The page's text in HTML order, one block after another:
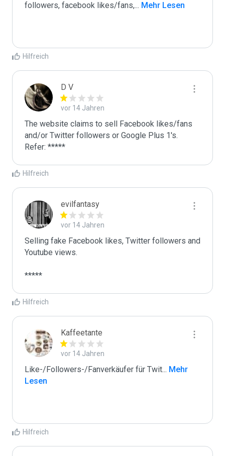
followers, facebook likes/fans,... Mehr Lesen
Hilfreich
D V
vor 14 Jahren
The website claims to sell Facebook likes/fans
and/or Twitter followers or Google Plus 1's.
Refer: *****
Hilfreich
evilfantasy
vor 14 Jahren
Selling fake Facebook likes, Twitter followers and
Youtube views.
*****
Hilfreich
Kaffeetante
vor 14 Jahren
Like-/Followers-/Fanverkäufer für Twit... Mehr
Lesen
Hilfreich